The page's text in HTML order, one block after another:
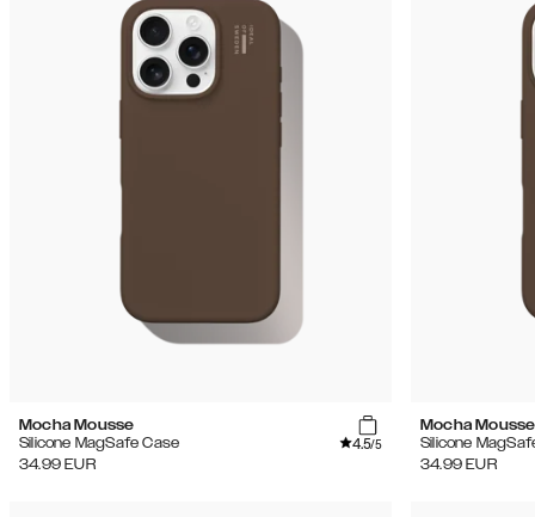
Mocha Mousse
Silicone MagSafe Case
4.5/5
34.99 EUR
Mocha Mousse
Silicone
34.99 EUR